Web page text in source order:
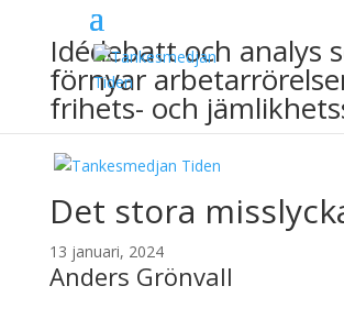
Idédebatt och analys
förnyar
frihets- och
Det stora
13 januari, 2024
Anders Grönvall